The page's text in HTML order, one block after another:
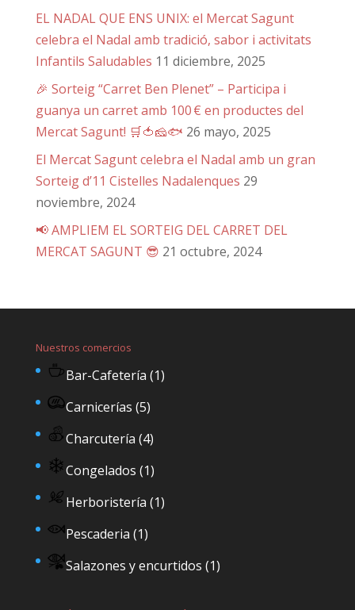
EL NADAL QUE ENS UNIX: el Mercat Sagunt
celebra el Nadal amb tradició, sabor i activitats
Infantils Saludables 11 diciembre, 2025
🎉 Sorteig “Carret Ben Plenet” – Participa i
guanya un carret amb 100 € en productes del
Mercat Sagunt! 🛒🍅🧀🐟 26 mayo, 2025
El Mercat Sagunt celebra el Nadal amb un gran
Sorteig d’11 Cistelles Nadalenques 29
noviembre, 2024
📢 AMPLIEM EL SORTEIG DEL CARRET DEL
MERCAT SAGUNT 😎 21 octubre, 2024
Nuestros comercios
Bar-Cafetería (1)
Carnicerías (5)
Charcutería (4)
Congelados (1)
Herboristería (1)
Pescaderia (1)
Salazones y encurtidos (1)